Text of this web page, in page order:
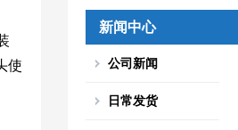
使
新闻中心
公司新闻
日常发货